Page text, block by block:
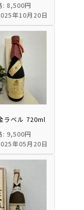
: 8,500円
年10月20日
ラベル 720ml
: 9,500円
年05月20日